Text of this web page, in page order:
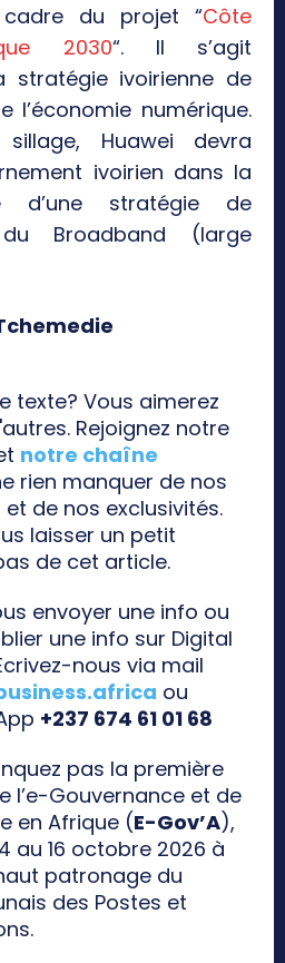
du projet “Côte
2030“. Il s’agit
stratégie ivoirienne de
l’économie numérique.
Huawei devra
ivoirien dans la
d’une stratégie de
du Broadband (large
texte? Vous aimerez
Rejoignez notre
notre chaîne
rien manquer de nos
de nos exclusivités.
laisser un petit
de cet article.
envoyer une info ou
une info sur Digital
nous via mail
ou
+237 674 61 01 68
pas la première
l’e-Gouvernance et de
en Afrique (E-Gov’A),
au 16 octobre 2026 à
patronage du
des Postes et